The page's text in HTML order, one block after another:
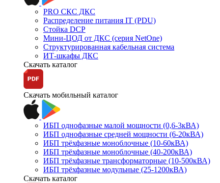
PRO СКС ДКС
Распределение питания IT (PDU)
Стойка DCP
Мини-ЦОД от ДКС (серия NetOne)
Структурированная кабельная система
ИТ-шкафы ДКС
Скачать каталог
Скачать мобильный каталог
ИБП однофазные малой мощности (0,6-3кВА)
ИБП однофазные средней мощности (6-20кВА)
ИБП трёхфазные моноблочные (10-60кВА)
ИБП трёхфазные моноблочные (40-200кВА)
ИБП трёхфазные трансформаторные (10-500кВА)
ИБП трёхфазные модульные (25-1200кВА)
Скачать каталог